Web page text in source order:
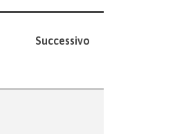
Successivo